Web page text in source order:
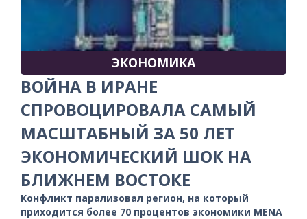
ЭКОНОМИКА
ВОЙНА В ИРАНЕ
СПРОВОЦИРОВАЛА САМЫЙ
МАСШТАБНЫЙ ЗА 50 ЛЕТ
ЭКОНОМИЧЕСКИЙ ШОК НА
БЛИЖНЕМ ВОСТОКЕ
Конфликт парализовал регион, на который
приходится более 70 процентов экономики MENA